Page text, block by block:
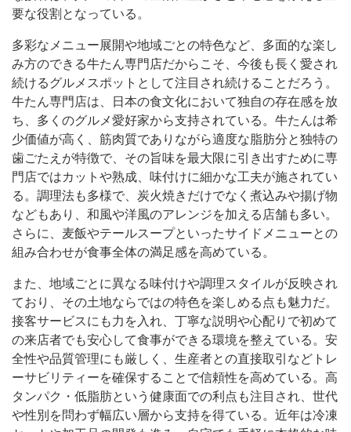
要な役割となっている。
多彩なメニュー展開や地域ごとの特色など、多面的な楽し
み方のできる牛たん専門店だからこそ、今後も長く愛され
続けるグルメスポットとして注目され続けることだろう。
牛たん専門店は、日本の食文化において独自の存在感を放
ち、多くのグルメ愛好家から支持されている。牛たんは希
少価値が高く、筋肉質でありながら適度な脂肪分と独特の
歯ごたえが特徴で、その旨味を最大限に引き出すために専
門店ではカットや熟成、味付けに細かな工夫が施されてい
る。調理法も多様で、炭火焼きだけでなく煮込みや揚げ物
などもあり、和風や洋風のアレンジを加える店舗も多い。
さらに、麦飯やテールスープといったサイドメニューとの
組み合わせが食事全体の満足感を高めている。
また、地域ごとに異なる味付けや調理スタイルが反映され
ており、その土地ならではの特色を楽しめる点も魅力だ。
接客サービスにも力を入れ、丁寧な説明や心配りで初めて
の来店者でも安心して食事ができる環境を整えている。安
全性や品質管理にも厳しく、生産者との直接取引などトレ
ーサビリティーを確保することで信頼性を高めている。高
タンパク・低脂肪という健康面での利点も注目され、世代
や性別を問わず幅広い層から支持を得ている。近年は冷凍